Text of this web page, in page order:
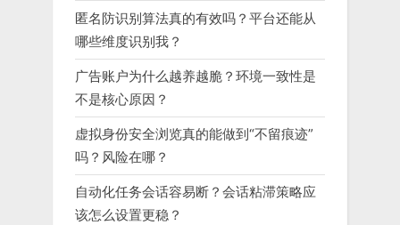
匿名防识别算法真的有效吗？平台还能从
哪些维度识别我？
广告账户为什么越养越脆？环境一致性是
不是核心原因？
虚拟身份安全浏览真的能做到“不留痕迹”
吗？风险在哪？
自动化任务会话容易断？会话粘滞策略应
该怎么设置更稳？